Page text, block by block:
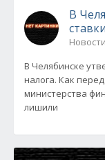
В
Новости
В Челябинске
налога. Как
министерства
лишили